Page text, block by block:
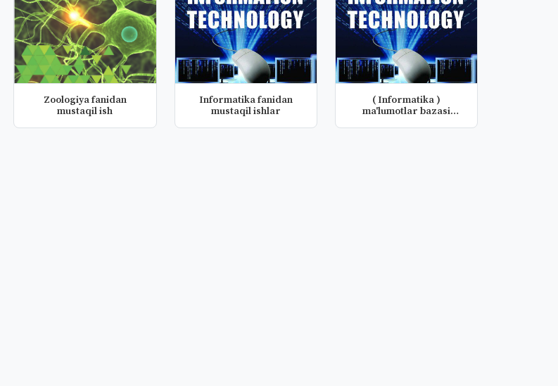
Zoologiya fanidan
mustaqil ish
Informatika fanidan
mustaqil ishlar
( Informatika )
ma'lumotlar bazasi